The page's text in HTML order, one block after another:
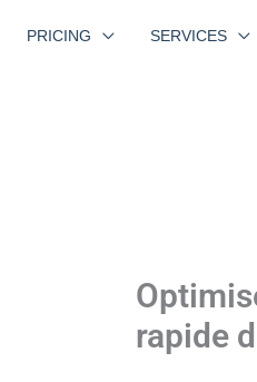
PRICING SERVICES
rapide